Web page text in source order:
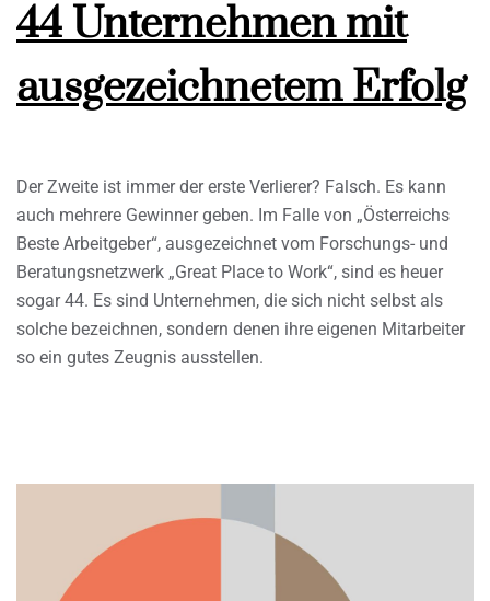
44 Unternehmen mit
ausgezeichnetem Erfolg
Der Zweite ist immer der erste Verlierer? Falsch. Es kann
auch mehrere Gewinner geben. Im Falle von „Österreichs
Beste Arbeitgeber“, ausgezeichnet vom Forschungs- und
Beratungsnetzwerk „Great Place to Work“, sind es heuer
sogar 44. Es sind Unternehmen, die sich nicht selbst als
solche bezeichnen, sondern denen ihre eigenen Mitarbeiter
so ein gutes Zeugnis ausstellen.